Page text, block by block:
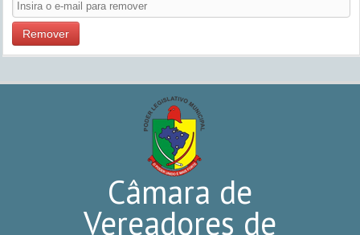
Remover
Câmara de
Vereadores de